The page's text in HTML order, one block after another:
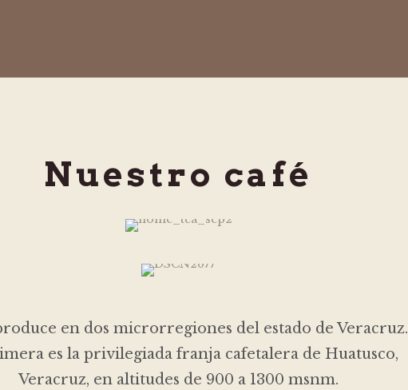
Nuestro café
en dos microrregiones del estado de Veracruz.
es la privilegiada franja cafetalera de Huatusco,
Veracruz, en altitudes de 900 a 1300 msnm.